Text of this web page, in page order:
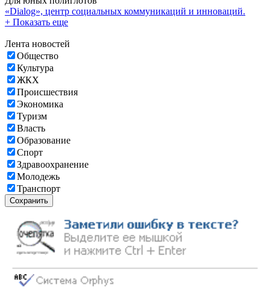
«Dialog», центр социальных коммуникаций и инноваций.
+ Показать еще
Лента новостей
Общество
Культура
ЖКХ
Происшествия
Экономика
Туризм
Власть
Образование
Спорт
Здравоохранение
Молодежь
Транспорт
Сохранить